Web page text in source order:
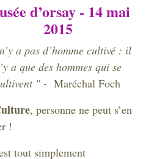
d’orsay - 14 mai
2015
a pas d’homme cultivé : il
a que des hommes qui se
" - Maréchal Foch
, personne ne peut s’en
!
tout simplement